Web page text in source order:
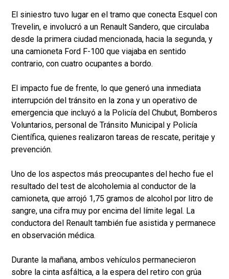
El siniestro tuvo lugar en el tramo que conecta Esquel con
Trevelin, e involucró a un Renault Sandero, que circulaba
desde la primera ciudad mencionada, hacia la segunda, y
una camioneta Ford F-100 que viajaba en sentido
contrario, con cuatro ocupantes a bordo.
El impacto fue de frente, lo que generó una inmediata
interrupción del tránsito en la zona y un operativo de
emergencia que incluyó a la Policía del Chubut, Bomberos
Voluntarios, personal de Tránsito Municipal y Policía
Científica, quienes realizaron tareas de rescate, peritaje y
prevención.
Uno de los aspectos más preocupantes del hecho fue el
resultado del test de alcoholemia al conductor de la
camioneta, que arrojó 1,75 gramos de alcohol por litro de
sangre, una cifra muy por encima del límite legal. La
conductora del Renault también fue asistida y permanece
en observación médica.
Durante la mañana, ambos vehículos permanecieron
sobre la cinta asfáltica, a la espera del retiro con grúa